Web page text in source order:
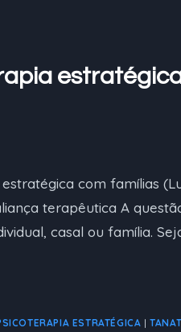
com famílias
terapêutica A
casal ou família.
ESTRATÉGICA |